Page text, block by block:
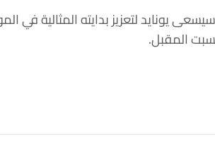
يونايد لتعزيز بدايته المثالية
المقبل.